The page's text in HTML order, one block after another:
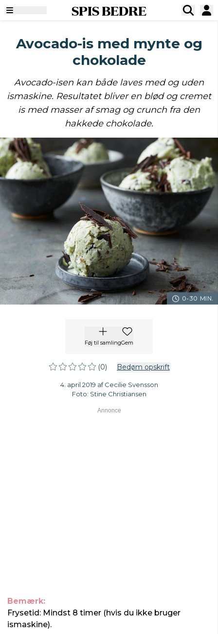
SPIS BEDRE
Avocado-is med mynte og
chokolade
Avocado-isen kan både laves med og uden
ismaskine. Resultatet bliver en blød og cremet
is med masser af smag og crunch fra den
hakkede chokolade.
0-30 MIN.
Føj til samlingGem
(0) Bedøm opskrift
4. april 2019 af Cecilie Svensson
Foto: Stine Christiansen
Bemærk:
Frysetid: Mindst 8 timer (hvis du ikke bruger
ismaskine).